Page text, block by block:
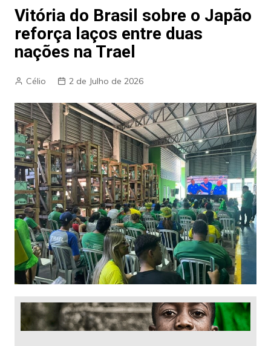
Vitória do Brasil sobre o Japão
reforça laços entre duas
nações na Trael
Célio 2 de Julho de 2026